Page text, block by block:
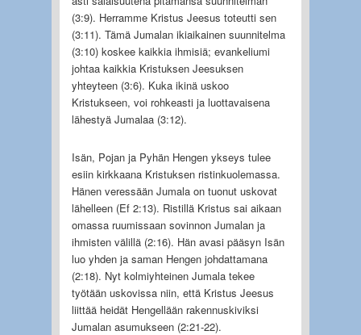
(3:9). Herramme Kristus Jeesus toteutti sen
(3:11). Tämä Jumalan ikiaikainen suunnitelma
(3:10) koskee kaikkia ihmisiä; evankeliumi
johtaa kaikkia Kristuksen Jeesuksen
yhteyteen (3:6). Kuka ikinä uskoo
Kristukseen, voi rohkeasti ja luottavaisena
lähestyä Jumalaa (3:12).
Isän, Pojan ja Pyhän Hengen ykseys tulee
esiin kirkkaana Kristuksen ristinkuolemassa.
Hänen veressään Jumala on tuonut uskovat
lähelleen (Ef 2:13). Ristillä Kristus sai aikaan
omassa ruumissaan sovinnon Jumalan ja
ihmisten välillä (2:16). Hän avasi pääsyn Isän
luo yhden ja saman Hengen johdattamana
(2:18). Nyt kolmiyhteinen Jumala tekee
työtään uskovissa niin, että Kristus Jeesus
liittää heidät Hengellään rakennuskiviksi
Jumalan asumukseen (2:21-22).